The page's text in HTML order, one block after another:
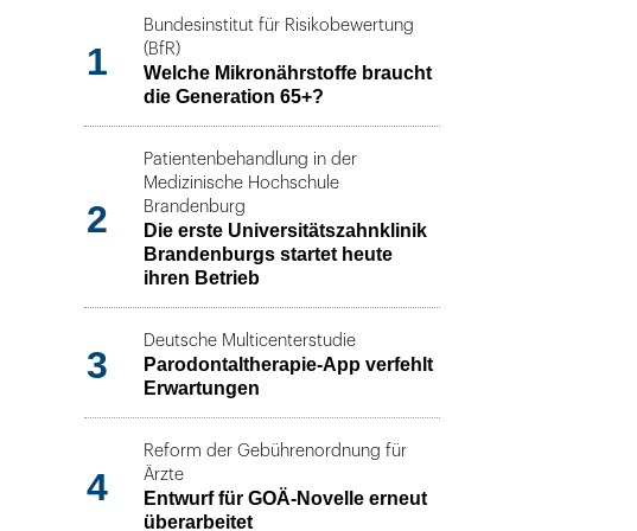
1
Bundesinstitut für Risikobewertung
(BfR)
Welche Mikronährstoffe braucht
die Generation 65+?
2
Patientenbehandlung in der
Medizinische Hochschule
Brandenburg
Die erste Universitätszahnklinik
Brandenburgs startet heute
ihren Betrieb
3
Deutsche Multicenterstudie
Parodontaltherapie-App verfehlt
Erwartungen
4
Reform der Gebührenordnung für
Ärzte
Entwurf für GOÄ-Novelle erneut
überarbeitet